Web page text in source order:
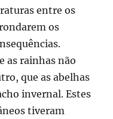
entre os
os
as rainhas não
que as abelhas
invernal. Estes
tiveram